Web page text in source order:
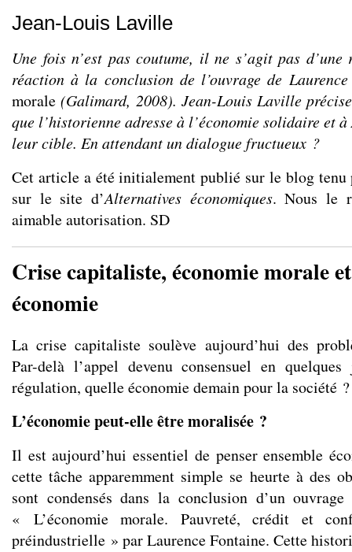
Jean-Louis Laville
Une fois n’est pas coutume, il ne s’agit pas d’une
réaction à la conclusion de l’ouvrage de
morale(Galimard, 2008). Jean-Louis Laville
que l’historienne adresse à l’économie solidaire et
leur cible. En attendant un dialogue fructueux ?
Cet article a été initialement publié sur le blogtenu
sur le site d’Alternatives économiques. Nous le
aimable autorisation. SD
Crise capitaliste, économie morale
économie
La crise capitaliste soulève aujourd’hui des
Par-delà l’appel devenu consensuel en
régulation, quelle économie demain pour la société ?
L’économie peut-elle être moralisée ?
Il est aujourd’hui essentiel de penser ensemble
cette tâche apparemment simple se heurte à des
sont condensés dans la conclusion d’un
« L’économie morale. Pauvreté, crédit et
préindustrielle » par Laurence Fontaine. Cette